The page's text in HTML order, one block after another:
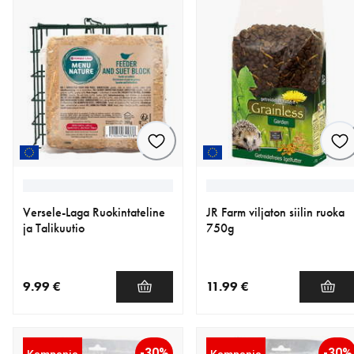
Versele-Laga Ruokintateline
ja Talikuutio
9.99 €
JR Farm viljaton siilin ruoka
750g
11.99 €